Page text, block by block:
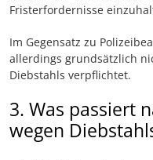
Fristerfordernisse
Im Gegensatz zu
allerdings grundsätzlich
Diebstahls verpflichtet.
3. Was passiert
wegen